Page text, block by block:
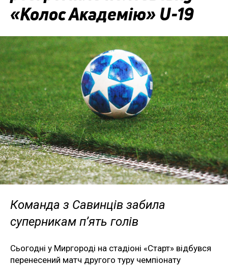
«Колос Академію» U-19
Команда з Савинців забила
суперникам п’ять голів
Сьогодні у Миргороді на стадіоні «Старт» відбувся
перенесений матч другого туру чемпіонату